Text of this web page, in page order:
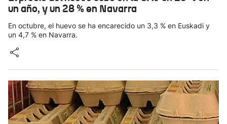
un año, y un 28 % en Navarra
En octubre, el huevo se ha encarecido un 3,3 % en Euskadi y
un 4,7 % en Navarra.